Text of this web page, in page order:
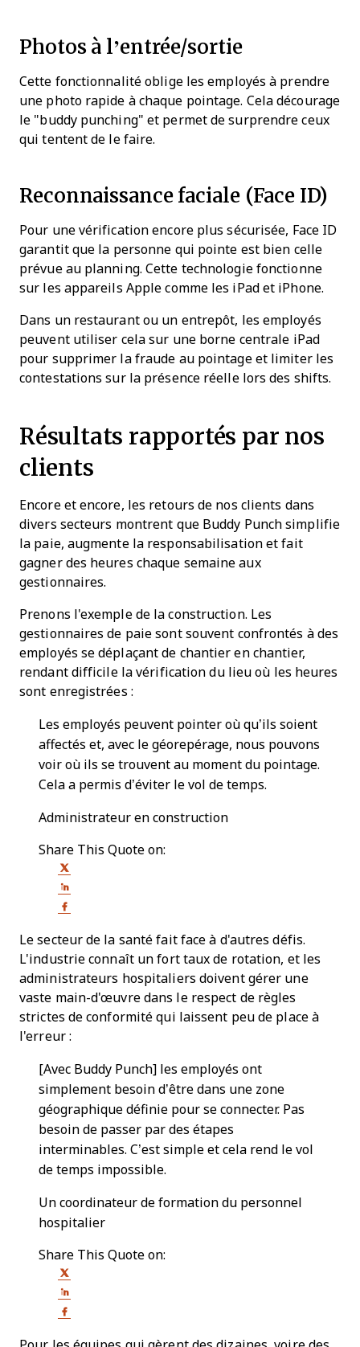
Photos à l’entrée/sortie
Cette fonctionnalité oblige les employés à prendre
une photo rapide à chaque pointage. Cela décourage
le "buddy punching" et permet de surprendre ceux
qui tentent de le faire.
Reconnaissance faciale (Face ID)
Pour une vérification encore plus sécurisée, Face ID
garantit que la personne qui pointe est bien celle
prévue au planning. Cette technologie fonctionne
sur les appareils Apple comme les iPad et iPhone.
Dans un restaurant ou un entrepôt, les employés
peuvent utiliser cela sur une borne centrale iPad
pour supprimer la fraude au pointage et limiter les
contestations sur la présence réelle lors des shifts.
Résultats rapportés par nos
clients
Encore et encore, les retours de nos clients dans
divers secteurs montrent que Buddy Punch simplifie
la paie, augmente la responsabilisation et fait
gagner des heures chaque semaine aux
gestionnaires.
Prenons l'exemple de la construction. Les
gestionnaires de paie sont souvent confrontés à des
employés se déplaçant de chantier en chantier,
rendant difficile la vérification du lieu où les heures
sont enregistrées :
Les employés peuvent pointer où qu’ils soient
affectés et, avec le géorepérage, nous pouvons
voir où ils se trouvent au moment du pointage.
Cela a permis d’éviter le vol de temps.
Administrateur en construction
Share This Quote on:
Le secteur de la santé fait face à d'autres défis.
L'industrie connaît un fort taux de rotation, et les
administrateurs hospitaliers doivent gérer une
vaste main-d'œuvre dans le respect de règles
strictes de conformité qui laissent peu de place à
l'erreur :
[Avec Buddy Punch] les employés ont
simplement besoin d’être dans une zone
géographique définie pour se connecter. Pas
besoin de passer par des étapes
interminables. C’est simple et cela rend le vol
de temps impossible.
Un coordinateur de formation du personnel
hospitalier
Share This Quote on: